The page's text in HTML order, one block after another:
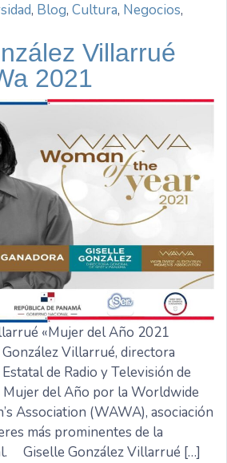
, Blog, Cultura, Negocios,
Villarrué
2021
«Mujer del Año 2021
Villarrué, directora
de Radio y Televisión de
Mujer del Año por la Worldwide
Association (WAWA), asociación
más prominentes de la
Giselle González Villarrué […]